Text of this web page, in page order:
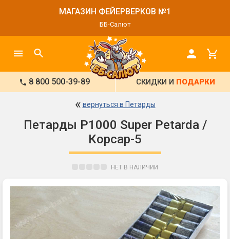
МАГАЗИН ФЕЙЕРВЕРКОВ №1
ББ-Салют
8 800 500-39-89 СКИДКИ И ПОДАРКИ
« вернуться в Петарды
Петарды P1000 Super Petarda /
Корсар-5
НЕТ В НАЛИЧИИ